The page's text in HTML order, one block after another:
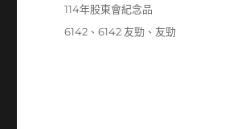
期:
分
114年股東會紀念品
標
6142 、6142 友勁 、 友勁